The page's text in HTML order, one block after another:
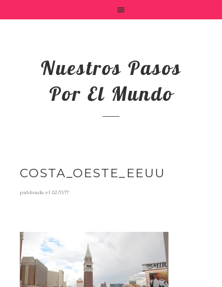
Nuestros Pasos
Por El Mundo
COSTA_OESTE_EEUU
publicada el 02/11/17